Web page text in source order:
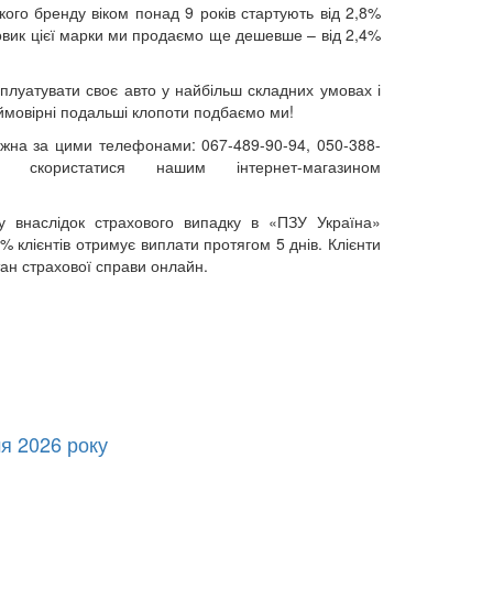
бренду віком понад 9 років стартують від 2,8%
цієї марки ми продаємо ще дешевше – від 2,4%
своє авто у найбільш складних умовах і
подальші клопоти подбаємо ми!
за цими телефонами: 067-489-90-94, 050-388-
нашим інтернет-магазином
внаслідок страхового випадку в «ПЗУ Україна»
отримує виплати протягом 5 днів. Клієнти
страхової справи онлайн.
2026 року